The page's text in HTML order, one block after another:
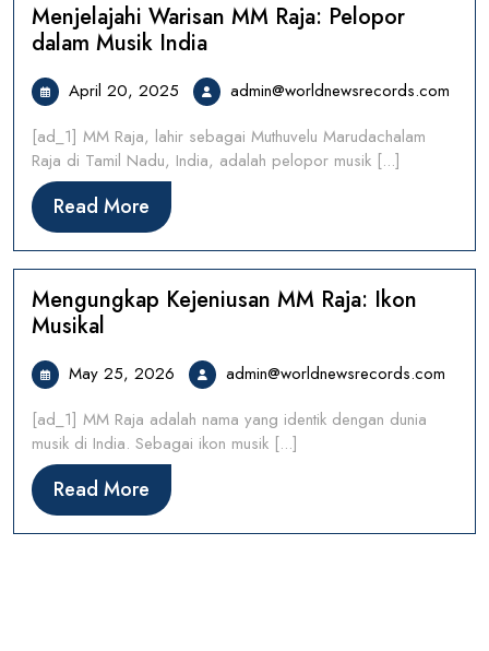
Menjelajahi Warisan MM Raja: Pelopor
dalam Musik India
April 20, 2025 April
20,
2025
admin@worldnewsrecords.com
[ad_1] MM Raja, lahir sebagai Muthuvelu Marudachalam
Raja di Tamil Nadu, India, adalah pelopor musik [...]
Read More Read
More
Mengungkap Kejeniusan MM Raja: Ikon
Musikal
May 25, 2026 May
25,
2026
admin@worldnewsrecords.com
[ad_1] MM Raja adalah nama yang identik dengan dunia
musik di India. Sebagai ikon musik [...]
Read More Read
More